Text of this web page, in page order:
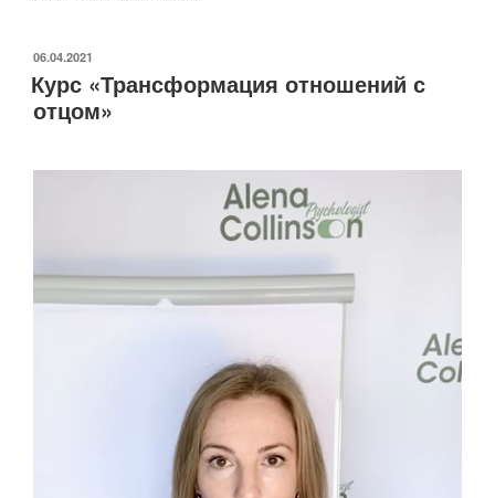
ОПУБЛИКОВАНО
06.04.2021
Курс «Трансформация отношений с
отцом»